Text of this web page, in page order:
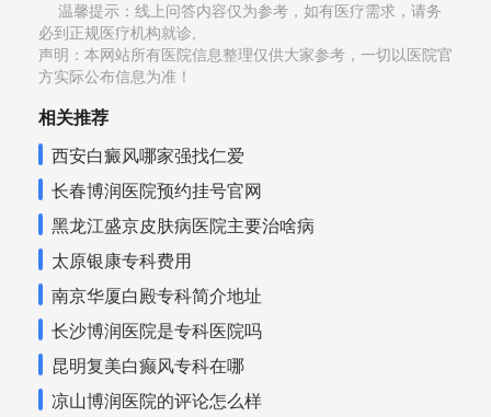
温馨提示：线上问答内容仅为参考，如有医疗需求，请务
必到正规医疗机构就诊,
声明：本网站所有医院信息整理仅供大家参考，一切以医院官
方实际公布信息为准！
相关推荐
西安白癜风哪家强找仁爱
长春博润医院预约挂号官网
黑龙江盛京皮肤病医院主要治啥病
太原银康专科费用
南京华厦白殿专科简介地址
长沙博润医院是专科医院吗
昆明复美白癫风专科在哪
凉山博润医院的评论怎么样